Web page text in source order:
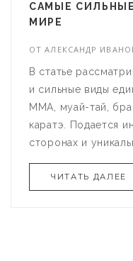
САМЫЕ
МИРЕ
ОТАЛЕКСАНДР
В статье
и сильные виды
ММА, муай-тай,
каратэ. Подается
сторонах и
выбору
ЧИТАТЬ ДАЛЕЕ